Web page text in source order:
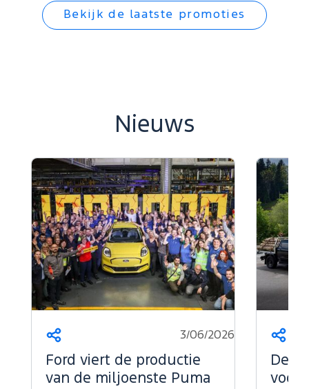
Bekijk de laatste promoties
Nieuws
Deel
op...
3/06/2026
Ford viert de productie
van de miljoenste Puma
Deel
op...
De
voor